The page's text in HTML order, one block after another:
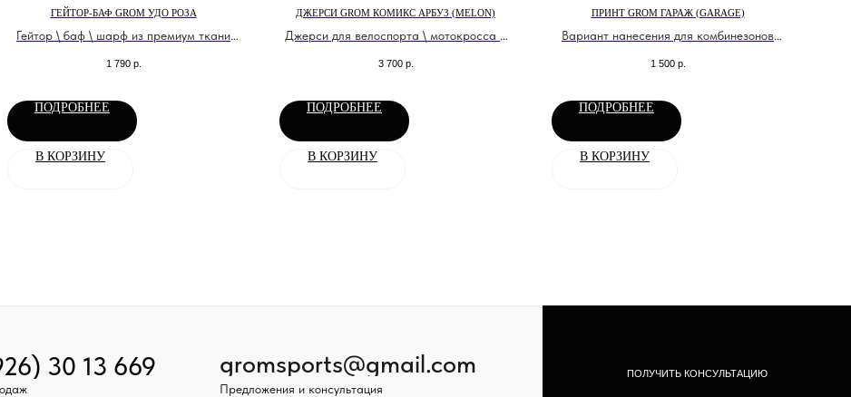
ГЕЙТОР-БАФ GROM УДО РОЗА
Гейтор \ баф \ шарф из премиум ткани
1 790 р.
ПОДРОБНЕЕ
В КОРЗИНУ
ДЖЕРСИ GROM КОМИКС АРБУЗ (MELON)
Джерси для велоспорта \ мотокросса и
3 700 р.
ПОДРОБНЕЕ
В КОРЗИНУ
ПРИНТ GROM ГАРАЖ (GARAGE)
Вариант нанесения для комбинезонов
1 500 р.
ПОДРОБНЕЕ
В КОРЗИНУ
gromsports@gmail.com
Предложения и консультация
ПОЛУЧИТЬ КОНСУЛЬТАЦИЮ
30 13 669